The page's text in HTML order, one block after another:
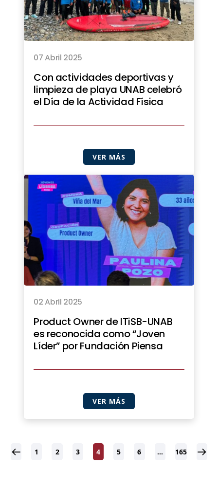
07 Abril 2025
Con actividades deportivas y
limpieza de playa UNAB celebró
el Día de la Actividad Física
VER MÁS
02 Abril 2025
Product Owner de ITiSB-UNAB
es reconocida como “Joven
Líder” por Fundación Piensa
VER MÁS
1 2 3 4 5 6 … 165